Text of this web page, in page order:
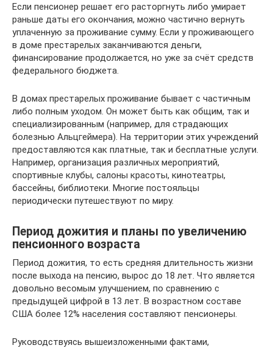
Если пенсионер решает его расторгнуть либо умирает
раньше даты его окончания, можно частично вернуть
уплаченную за проживание сумму. Если у проживающего
в доме престарелых заканчиваются деньги,
финансирование продолжается, но уже за счёт средств
федерального бюджета.
В домах престарелых проживание бывает с частичным
либо полным уходом. Он может быть как общим, так и
специализированным (например, для страдающих
болезнью Альцгеймера). На территории этих учреждений
предоставляются как платные, так и бесплатные услуги.
Например, организация различных мероприятий,
спортивные клубы, салоны красоты, кинотеатры,
бассейны, библиотеки. Многие постояльцы
периодически путешествуют по миру.
Период дожития и планы по увеличению
пенсионного возраста
Период дожития, то есть средняя длительность жизни
после выхода на пенсию, вырос до 18 лет. Что является
довольно весомым улучшением, по сравнению с
предыдущей цифрой в 13 лет. В возрастном составе
США более 12% населения составляют пенсионеры.
Руководствуясь вышеизложенными фактами,